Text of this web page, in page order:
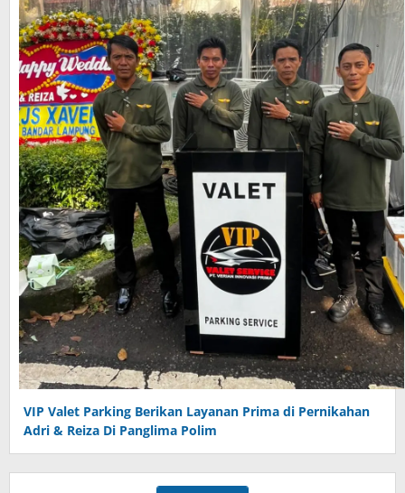
VIP Valet Parking Berikan Layanan Prima di Pernikahan
Adri & Reiza Di Panglima Polim